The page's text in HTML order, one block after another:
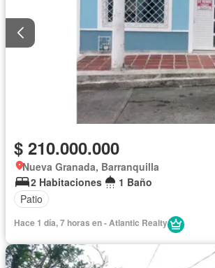
$ 210.000.000
Nueva Granada, Barranquilla
2 Habitaciones
1 Baño
Patio
Hace 1 día, 7 horas en - Atlantic Realty